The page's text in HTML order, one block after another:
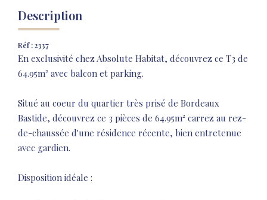
Description
Réf : 2337
En exclusivité chez Absolute Habitat, découvrez ce T3 de
64.95m² avec balcon et parking.
Situé au coeur du quartier très prisé de Bordeaux
Bastide, découvrez ce 3 pièces de 64.95m² carrez au rez-
de-chaussée d'une résidence récente, bien entretenue
avec gardien.
Disposition idéale :